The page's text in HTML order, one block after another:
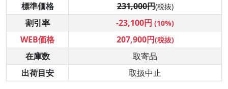
標準価格
231,000円(税抜)
割引率 -23,100円 (10%)
WEB価格 207,900円(税抜)
在庫数
取寄品
出荷目安
取扱中止